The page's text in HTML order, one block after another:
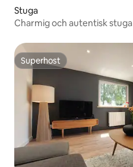
Stuga
Charmig och autentisk stuga
Superhost
Superhost